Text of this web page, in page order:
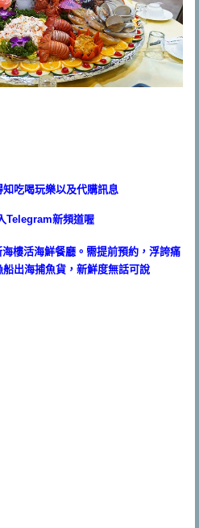
吃喝玩樂以及代購訊息
Telegram新頻道喔